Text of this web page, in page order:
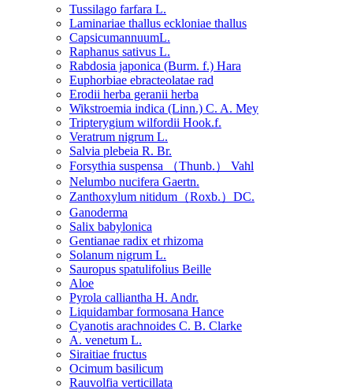
Tussilago farfara L.
Laminariae thallus eckloniae thallus
CapsicumannuumL.
Raphanus sativus L.
Rabdosia japonica (Burm. f.) Hara
Euphorbiae ebracteolatae rad
Erodii herba geranii herba
Wikstroemia indica (Linn.) C. A. Mey
Tripterygium wilfordii Hook.f.
Veratrum nigrum L.
Salvia plebeia R. Br.
Forsythia suspensa （Thunb.） Vahl
Nelumbo nucifera Gaertn.
Zanthoxylum nitidum（Roxb.）DC.
Ganoderma
Salix babylonica
Gentianae radix et rhizoma
Solanum nigrum L.
Sauropus spatulifolius Beille
Aloe
Pyrola calliantha H. Andr.
Liquidambar formosana Hance
Cyanotis arachnoides C. B. Clarke
A. venetum L.
Siraitiae fructus
Ocimum basilicum
Rauvolfia verticillata